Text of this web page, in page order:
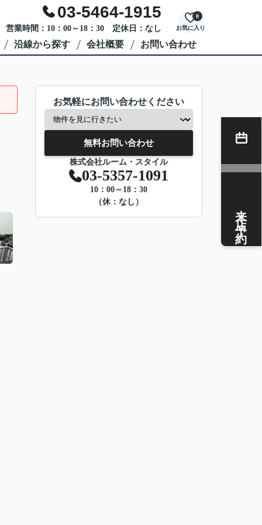
03-5464-1915
営業時間：10：00～18：30 定休日：なし お気に入り
0
沿線から探す 会社概要 お問い合わせ
お気軽にお問い合わせください
無料お問い合わせ
株式会社ルーム・スタイル
03-5357-1091
10：00～18：30
（休：なし）
来店予約